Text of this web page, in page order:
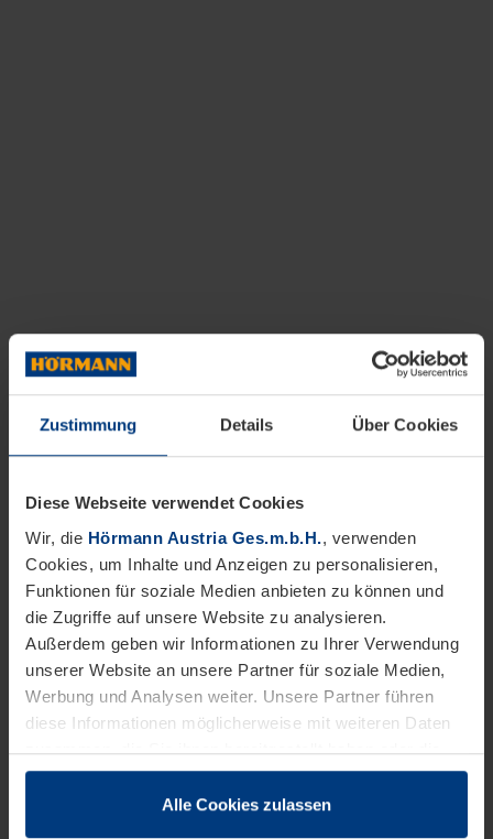
Zustimmung Details Über Cookies
Diese Webseite verwendet Cookies
Wir, die Hörmann Austria Ges.m.b.H., verwenden
Cookies, um Inhalte und Anzeigen zu personalisieren,
Funktionen für soziale Medien anbieten zu können und
die Zugriffe auf unsere Website zu analysieren.
Außerdem geben wir Informationen zu Ihrer Verwendung
unserer Website an unsere Partner für soziale Medien,
Werbung und Analysen weiter. Unsere Partner führen
diese Informationen möglicherweise mit weiteren Daten
zusammen, die Sie ihnen bereitgestellt haben oder die
sie im Rahmen Ihrer Nutzung der Dienste gesammelt
Alle Cookies zulassen